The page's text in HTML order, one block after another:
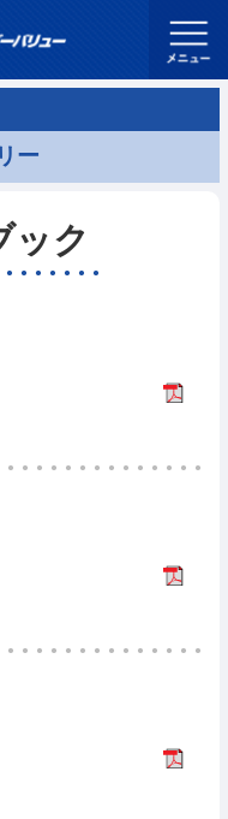
ー
ック